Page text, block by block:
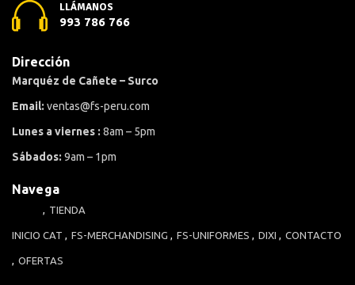
LLÁMANOS
993 786 766
Dirección
Marquéz de Cañete – Surco
Email: ventas@fs-peru.com
Lunes a viernes : 8am – 5pm
Sábados: 9am – 1pm
Navega
INICIO
TIENDA
CAT FS-MERCHANDISING FS-UNIFORMES DIXI CONTACTO
OFERTAS